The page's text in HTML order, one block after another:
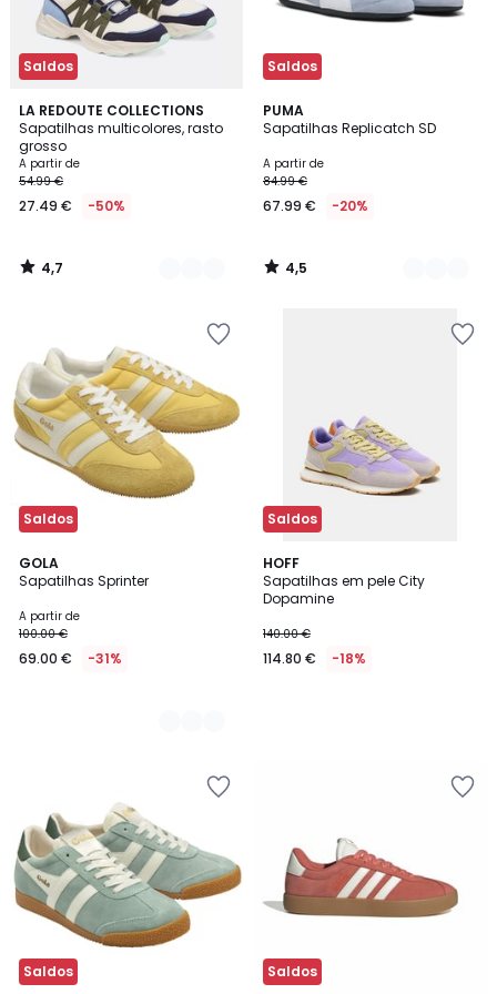
Saldos
LA REDOUTE COLLECTIONS
Sapatilhas multicolores, rasto
grosso
A partir de
54.99 €
27.49 € -50%
4,7
/ 5
2
Cores
4,7
/
Saldos
PUMA
Sapatilhas Replicatch SD
A partir de
84.99 €
67.99 € -20%
4,5
/ 5
5
Cores
4,5
/
Saldos
GOLA
Sapatilhas Sprinter
A partir de
100.00 €
69.00 € -31%
2
Cores
Saldos
HOFF
Sapatilhas em pele City
Dopamine
140.00 €
114.80 € -18%
Saldos Saldos